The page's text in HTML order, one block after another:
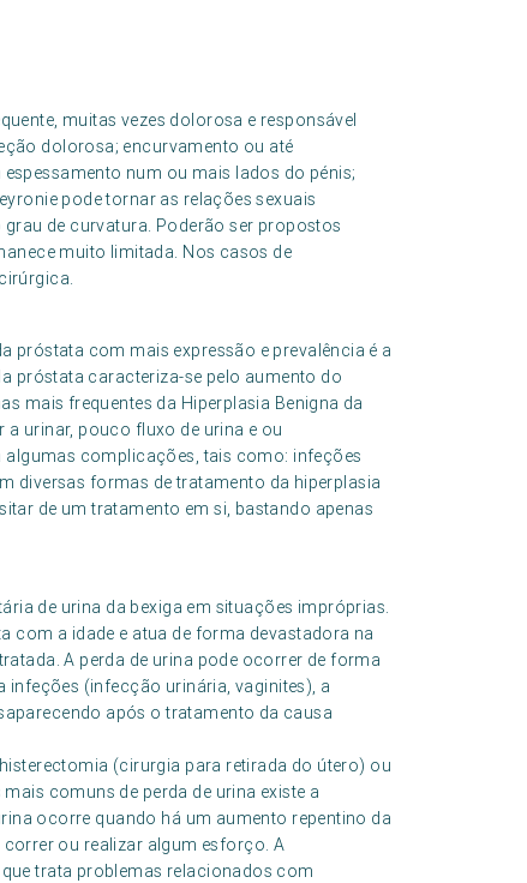
muitas vezes dolorosa e responsável
dolorosa; encurvamento ou até
num ou mais lados do pénis;
pode tornar as relações sexuais
de curvatura. Poderão ser propostos
muito limitada. Nos casos de
próstata com mais expressão e prevalência é a
próstata caracteriza-se pelo aumento do
mais frequentes da Hiperplasia Benigna da
urinar, pouco fluxo de urina e ou
complicações, tais como: infeções
diversas formas de tratamento da hiperplasia
de um tratamento em si, bastando apenas
de urina da bexiga em situações impróprias.
com a idade e atua de forma devastadora na
A perda de urina pode ocorrer de forma
(infecção urinária, vaginites), a
após o tratamento da causa
(cirurgia para retirada do útero) ou
comuns de perda de urina existe a
ocorre quando há um aumento repentino da
ou realizar algum esforço. A
trata problemas relacionados com